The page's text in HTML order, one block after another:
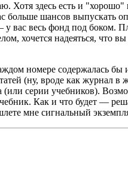
Хотя здесь есть и
больше шансов выпускать
вас весь фонд под боком.
хочется надеяться, что
номере содержалась
(ну, вроде как журнал
серии учебников).
Как и что будет —
мне сигнальный